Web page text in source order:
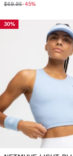
$69.95-45%
30%